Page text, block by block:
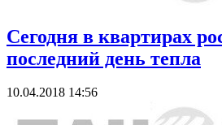
Сегодня в квартирах
последний день тепла
10.04.2018 14:56